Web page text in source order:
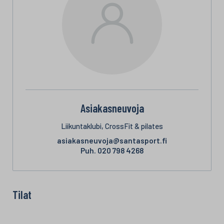
Asiakasneuvoja
Liikuntaklubi, CrossFit & pilates
asiakasneuvoja@santasport.fi
Puh. 020 798 4268
Tilat